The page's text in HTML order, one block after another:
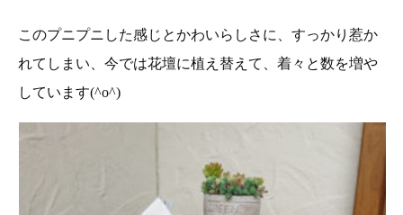
このプニプニした感じとかわいらしさに、すっかり惹か
れてしまい、今では花壇に植え替えて、着々と数を増や
しています(^o^)